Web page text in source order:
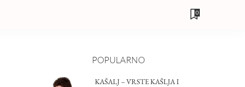
0
POPULARNO
KAŠALJ – VRSTE KAŠLJA I